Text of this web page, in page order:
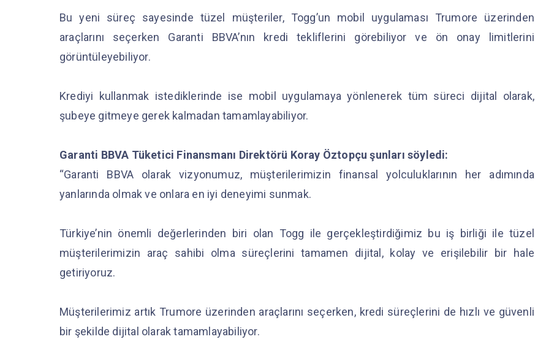
Bu yeni süreç sayesinde tüzel müşteriler, Togg’un mobil uygulaması Trumore üzerinden
araçlarını seçerken Garanti BBVA’nın kredi tekliflerini görebiliyor ve ön onay limitlerini
görüntüleyebiliyor.
Krediyi kullanmak istediklerinde ise mobil uygulamaya yönlenerek tüm süreci dijital olarak,
şubeye gitmeye gerek kalmadan tamamlayabiliyor.
Garanti BBVA Tüketici Finansmanı Direktörü Koray Öztopçu şunları söyledi:
“Garanti BBVA olarak vizyonumuz, müşterilerimizin finansal yolculuklarının her adımında
yanlarında olmak ve onlara en iyi deneyimi sunmak.
Türkiye’nin önemli değerlerinden biri olan Togg ile gerçekleştirdiğimiz bu iş birliği ile tüzel
müşterilerimizin araç sahibi olma süreçlerini tamamen dijital, kolay ve erişilebilir bir hale
getiriyoruz.
Müşterilerimiz artık Trumore üzerinden araçlarını seçerken, kredi süreçlerini de hızlı ve güvenli
bir şekilde dijital olarak tamamlayabiliyor.